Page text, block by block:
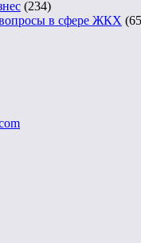
(234)
в сфере ЖКХ